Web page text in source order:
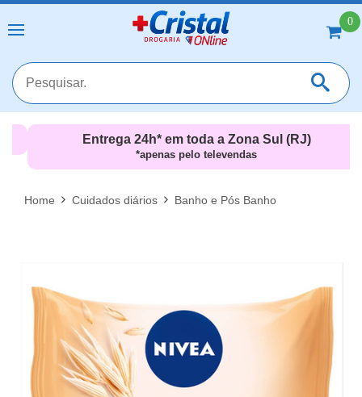
0
MAIS RESULTADOS FECHAR [X]
Entrega 24h* em toda a Zona Sul (RJ)
*apenas pelo televendas
Home Cuidados diários Banho e Pós Banho